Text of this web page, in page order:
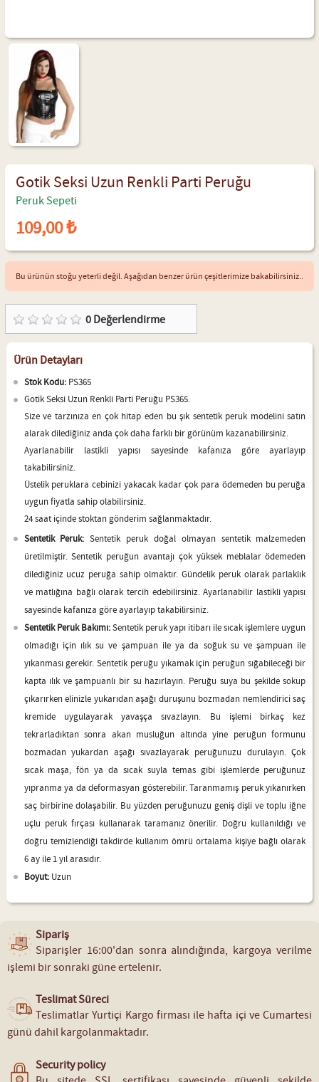
Gotik Seksi Uzun Renkli Parti Peruğu
Peruk Sepeti
109,00 ₺
Bu ürünün stoğu yeterli değil. Aşağıdan benzer ürün çeşitlerimize bakabilirsiniz..
0Değerlendirme
Ürün Detayları
Stok Kodu:PS365
Gotik Seksi Uzun Renkli Parti Peruğu PS365.
Size ve tarzınıza en çok hitap eden bu şık sentetik peruk modelini satın
alarak dilediğiniz anda çok daha farklı bir görünüm kazanabilirsiniz.
Ayarlanabilir lastikli yapısı sayesinde kafanıza göre ayarlayıp
takabilirsiniz.
Üstelik peruklara cebinizi yakacak kadar çok para ödemeden bu peruğa
uygun fiyatla sahip olabilirsiniz.
24 saat içinde stoktan gönderim sağlanmaktadır.
Sentetik Peruk:Sentetik peruk doğal olmayan sentetik malzemeden
üretilmiştir. Sentetik peruğun avantajı çok yüksek meblalar ödemeden
dilediğiniz ucuz peruğa sahip olmaktır. Gündelik peruk olarak parlaklık
ve matlığına bağlı olarak tercih edebilirsiniz. Ayarlanabilir lastikli yapısı
sayesinde kafanıza göre ayarlayıp takabilirsiniz.
Sentetik Peruk Bakımı:Sentetik peruk yapı itibarı ile sıcak işlemlere uygun
olmadığı için ılık su ve şampuan ile ya da soğuk su ve şampuan ile
yıkanması gerekir. Sentetik peruğu yıkamak için peruğun sığabileceği bir
kapta ılık ve şampuanlı bir su hazırlayın. Peruğu suya bu şekilde sokup
çıkarırken elinizle yukarıdan aşağı duruşunu bozmadan nemlendirici saç
kremide uygulayarak yavaşça sıvazlayın. Bu işlemi birkaç kez
tekrarladıktan sonra akan musluğun altında yine peruğun formunu
bozmadan yukardan aşağı sıvazlayarak peruğunuzu durulayın. Çok
sıcak maşa, fön ya da sıcak suyla temas gibi işlemlerde peruğunuz
yıpranma ya da deformasyan gösterebilir. Taranmamış peruk yıkanırken
saç birbirine dolaşabilir. Bu yüzden peruğunuzu geniş dişli ve toplu iğne
uçlu peruk fırçası kullanarak taramanız önerilir. Doğru kullanıldığı ve
doğru temizlendiği takdirde kullanım ömrü ortalama kişiye bağlı olarak
6 ay ile 1 yıl arasıdır.
Boyut: Uzun
Sipariş
Siparişler 16:00'dan sonra alındığında, kargoya verilme
işlemi bir sonraki güne ertelenir.
Teslimat Süreci
Teslimatlar Yurtiçi Kargo firması ile hafta içi ve Cumartesi
günü dahil kargolanmaktadır.
Security policy